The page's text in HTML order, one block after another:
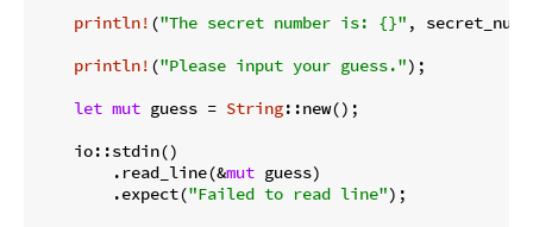
println! ("The secret number is: {}" ,
println! ("Please input your guess.");
let mut guess = String::new();
    io::stdin()
        .read_line(&
mut guess)
        .expect(
"Failed to read line");